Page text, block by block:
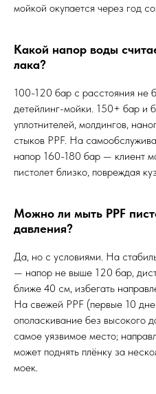
мойкой окупается через год
Какой напор воды
лака?
100-120 бар с расстояния не
детейлинг-мойки. 150+ бар и
уплотнителей, молдингов,
стыков PPF. На
напор 160-180 бар — клиент
пистолет близко, повреждая
Можно ли мыть PPF
давления?
Да, но с условиями. На
— напор не выше 120 бар,
ближе 40 см, избегать
На свежей PPF (первые 10
ополаскивание без высокого
самое уязвимое место;
может поднять плёнку за
моек.